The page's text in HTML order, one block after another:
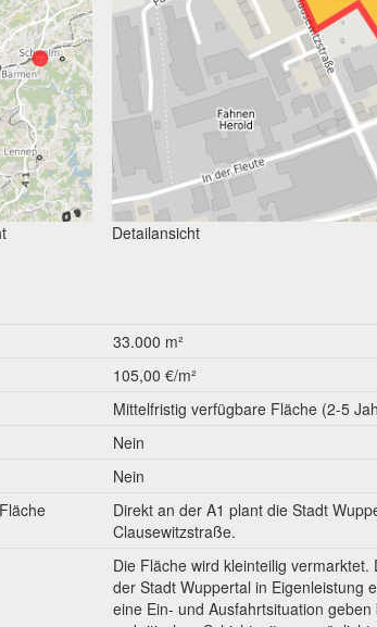
Detailansicht
33.000 m²
105,00 €/m²
Mittelfristig verfügbare Fläche (2-5
Nein
Nein
Direkt an der A1 plant die Stadt
Clausewitzstraße.
Die Fläche wird kleinteilig
der Stadt Wuppertal in Eigenleistung
eine Ein- und Ausfahrtsituation